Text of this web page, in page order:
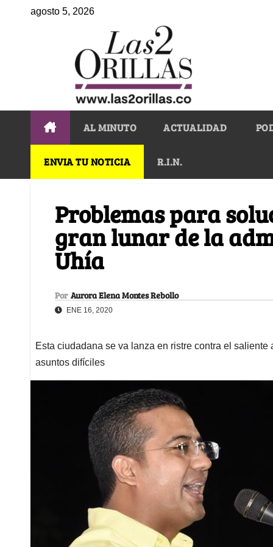
agosto 5, 2026
AL MINUTO ACTUALIDAD
ENVIA TU NOTICIA R.I.N.
Problemas para
gran lunar de la
Uhía
Por Aurora Elena Montes Rebollo
ENE 16, 2020
Esta ciudadana se va lanza en ristre contra el
asuntos difíciles